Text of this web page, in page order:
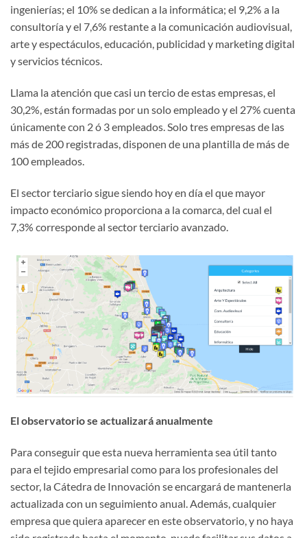
ingenierías; el 10% se dedican a la informática; el 9,2% a la
consultoría y el 7,6% restante a la comunicación audiovisual,
arte y espectáculos, educación, publicidad y marketing digital
y servicios técnicos.
Llama la atención que casi un tercio de estas empresas, el
30,2%, están formadas por un solo empleado y el 27% cuenta
únicamente con 2 ó 3 empleados. Solo tres empresas de las
más de 200 registradas, disponen de una plantilla de más de
100 empleados.
El sector terciario sigue siendo hoy en día el que mayor
impacto económico proporciona a la comarca, del cual el
7,3% corresponde al sector terciario avanzado.
El observatorio se actualizará anualmente
Para conseguir que esta nueva herramienta sea útil tanto
para el tejido empresarial como para los profesionales del
sector, la Cátedra de Innovación se encargará de mantenerla
actualizada con un seguimiento anual. Además, cualquier
empresa que quiera aparecer en este observatorio, y no haya